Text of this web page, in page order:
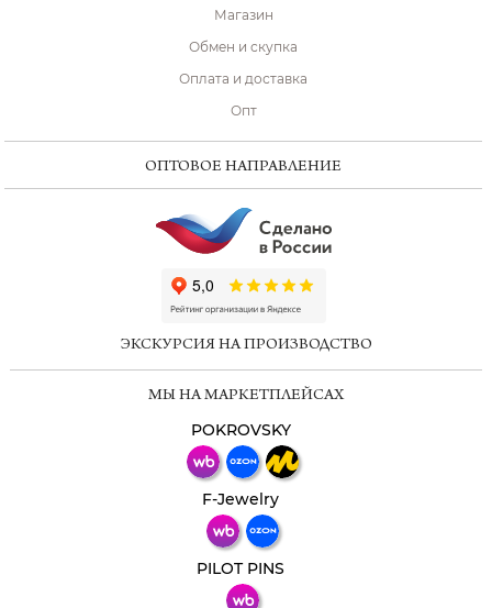
Магазин
Обмен и скупка
Оплата и доставка
Опт
ОПТОВОЕ НАПРАВЛЕНИЕ
ЭКСКУРСИЯ НА ПРОИЗВОДСТВО
МЫ НА МАРКЕТПЛЕЙСАХ
POKROVSKY
F-Jewelry
PILOT PINS